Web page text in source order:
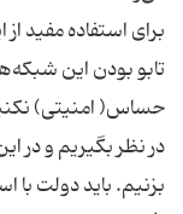
برای استفاده مفید
تابو بودن این
حساس( امنیتی)
در نظر بگیریم و در
بزنیم. باید دولت